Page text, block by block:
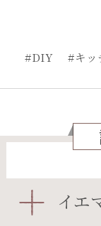
#DIY
#キッ
とても面
イエ